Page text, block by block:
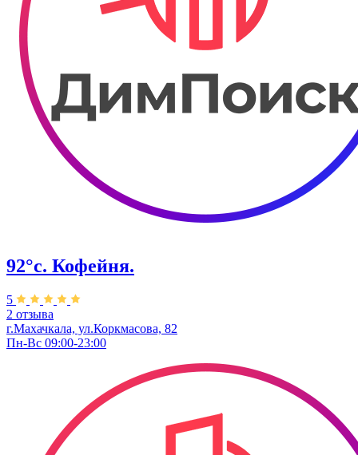
92°с. Кофейня.
5
2 отзыва
г.Махачкала, ​ул.Коркмасова, 82
Пн-Вс 09:00-23:00